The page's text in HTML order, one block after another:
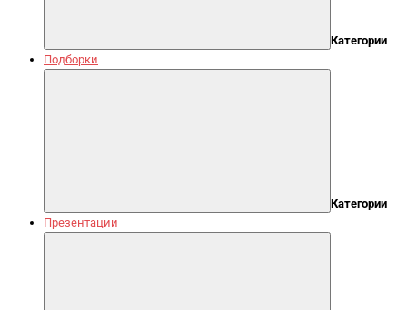
Категории
Подборки
Категории
Презентации